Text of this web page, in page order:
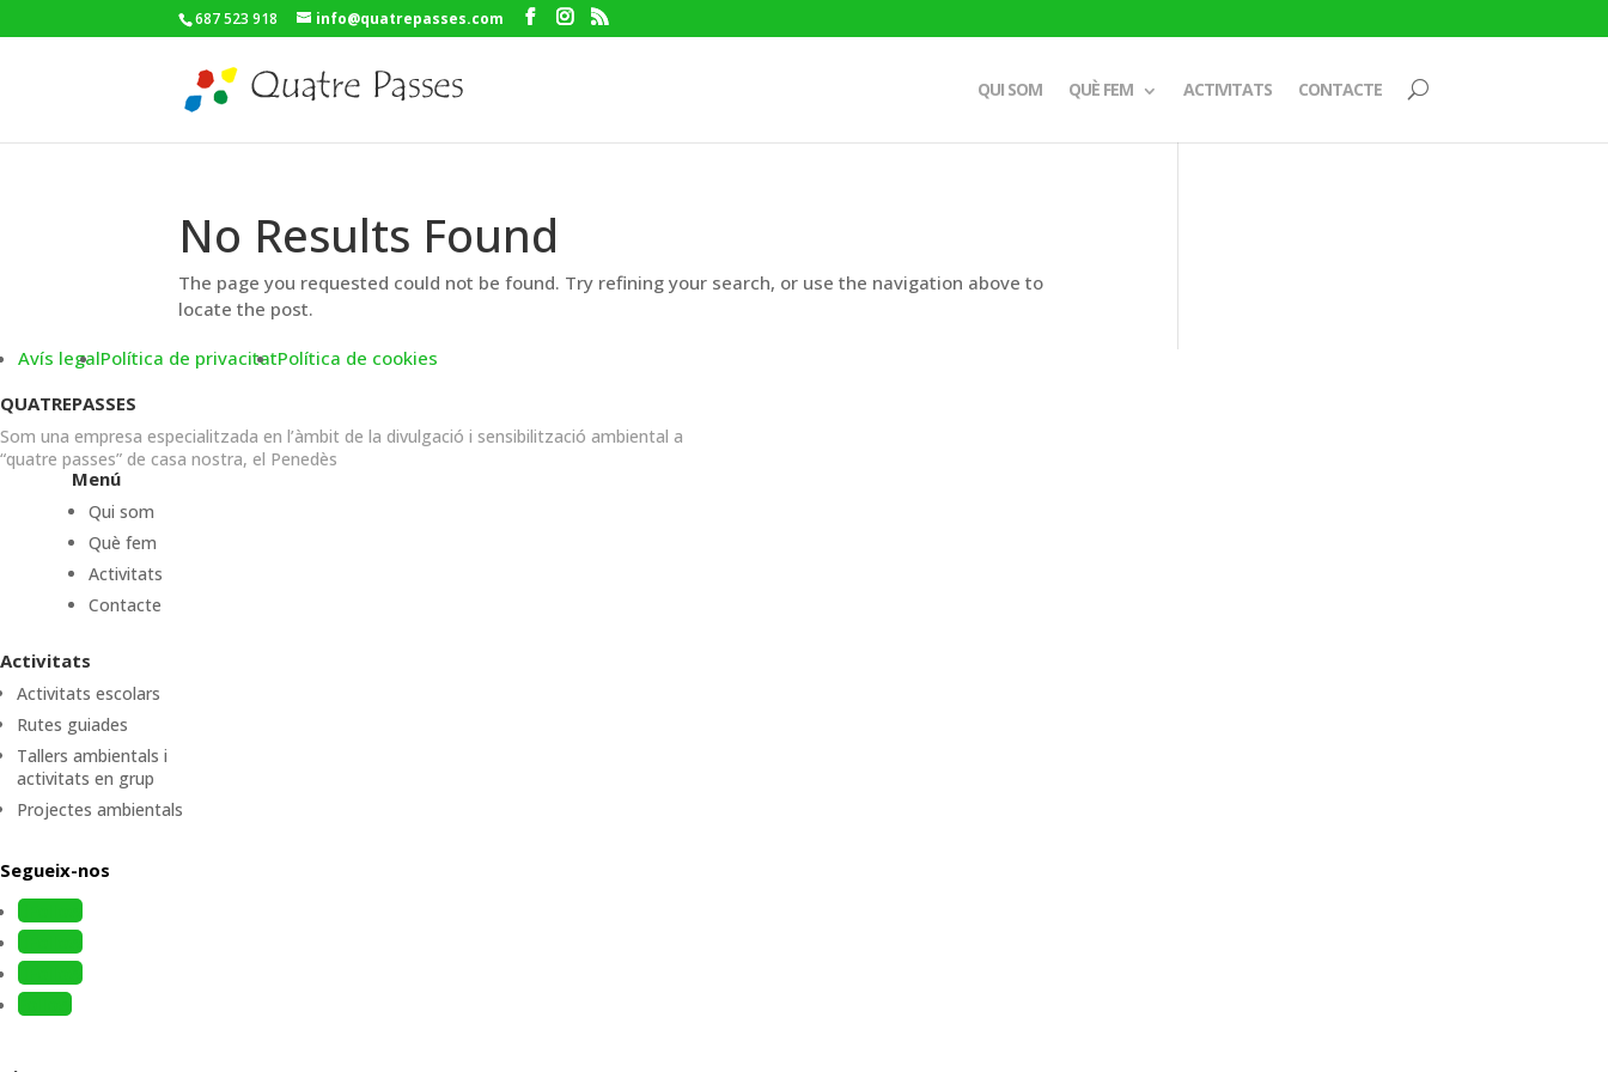
687 523 918 info@quatrepasses.com
QUI SOM QUÈ FEM ACTIVITATS CONTACTE
No Results Found
The page you requested could not be found. Try refining your search, or use the navigation above to
locate the post.
Avís legalPolítica de privacitatPolítica de cookies
QUATREPASSES
Som una empresa especialitzada en l’àmbit de la divulgació i sensibilització ambiental a
“quatre passes” de casa nostra, el Penedès
Menú
Qui som
Què fem
Activitats
Contacte
Activitats
Activitats escolars
Rutes guiades
Tallers ambientals i
activitats en grup
Projectes ambientals
Segueix-nos
Follow
Follow
Follow
Follow